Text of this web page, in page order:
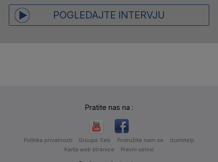
POGLEDAJTE INTERVJU
Pratite nas na :
Politika privatnosti Groupe Seb Pridružite nam se
Izumitelji
Karta web stranice
Pravni uslovi